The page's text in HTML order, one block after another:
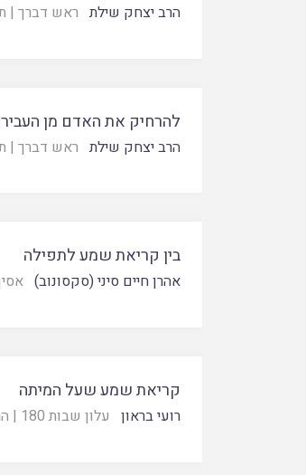
הרב יצחק שילת ראש דברך |
להרחיק את האדם מן
הרב יצחק שילת ראש דברך |
בין קריאת שמע לתפילה
אהרן חיים סיני (סקסונוב)
קריאת שמע שעל המיתה
רועי בראון עלון שבות 180 |